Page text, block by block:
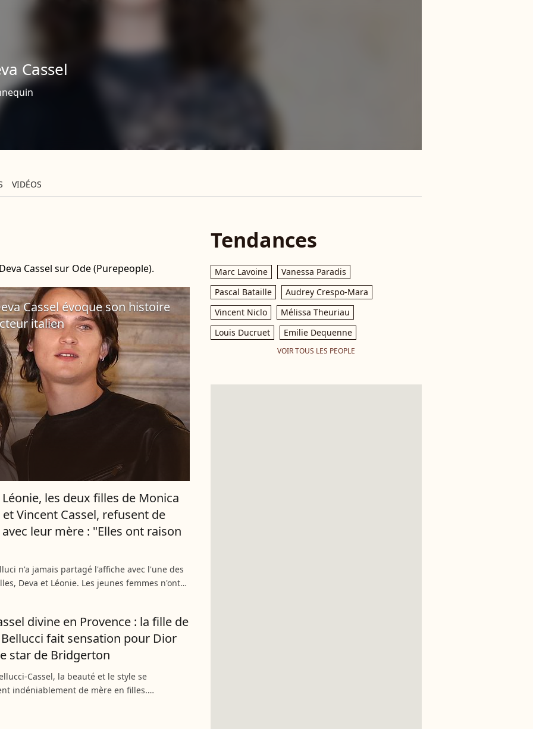
Cassel
VIDÉOS
Cassel sur Ode (Purepeople).
Cassel évoque son histoire
italien
Léonie, les deux filles de Monica
et Vincent Cassel, refusent de
leur mère : "Elles ont raison
n'a jamais partagé l'affiche avec l'une des
Deva et Léonie. Les jeunes femmes n'ont
plus donné la réplique à leur père, Vincent
divine en Provence : la fille de
fait sensation pour Dior
star de Bridgerton
Cassel, la beauté et le style se
indéniablement de mère en filles.
Deva Cassel, 21 ans, réalise une escapade
Tendances
Marc Lavoine
Vanessa Paradis
Pascal Bataille
Audrey Crespo-Mara
Vincent Niclo
Mélissa Theuriau
Louis Ducruet
Emilie Dequenne
VOIR TOUS LES PEOPLE